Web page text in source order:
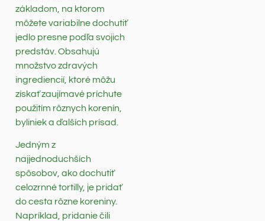
základom, na ktorom
môžete variabilne dochutiť
jedlo presne podľa svojich
predstáv. Obsahujú
množstvo zdravých
ingrediencií, ktoré môžu
získať zaujímavé príchute
použitím rôznych korenín,
byliniek a ďalších prísad.
Jedným z
najjednoduchších
spôsobov, ako dochutiť
celozrnné tortilly, je pridať
do cesta rôzne koreniny.
Napríklad, pridanie čili